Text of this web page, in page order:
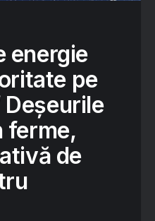
energie
pe
Deșeurile
ferme,
de